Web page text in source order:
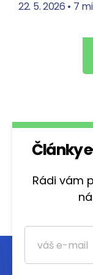
22. 5. 2026 • 7
Články
Rádi vám